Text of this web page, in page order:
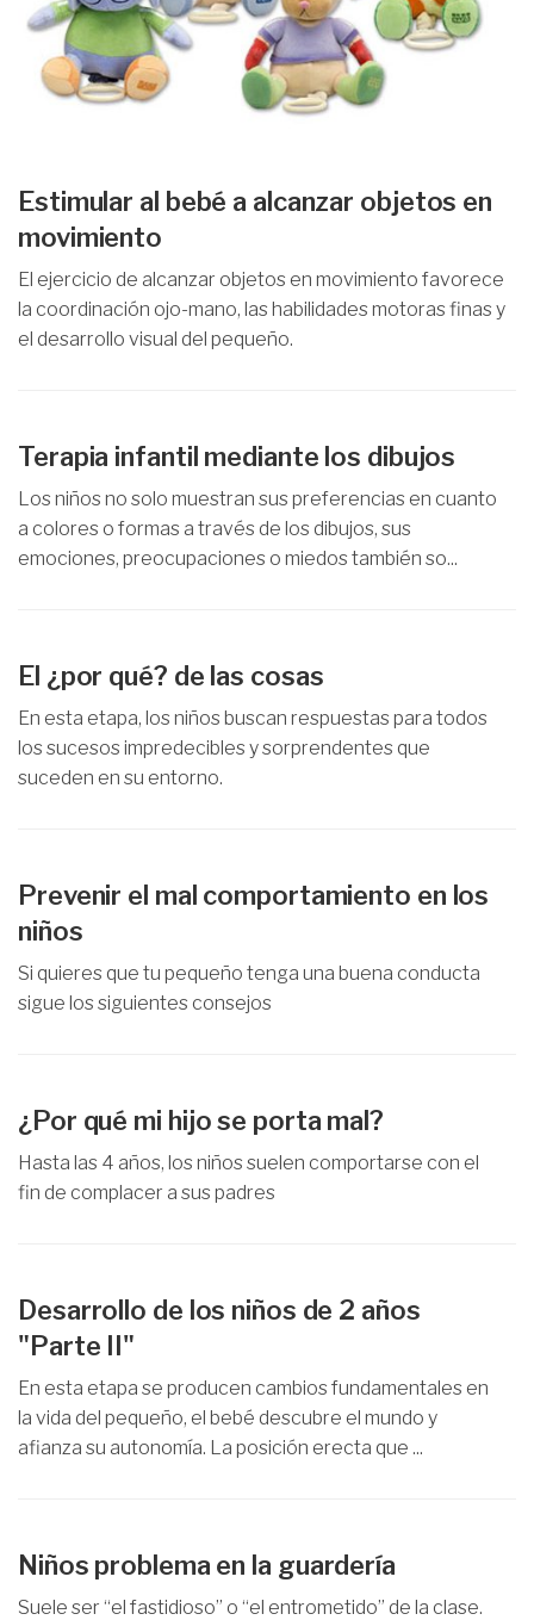
Estimular al bebé a alcanzar objetos en
movimiento
El ejercicio de alcanzar objetos en movimiento favorece
la coordinación ojo-mano, las habilidades motoras finas y
el desarrollo visual del pequeño.
Terapia infantil mediante los dibujos
Los niños no solo muestran sus preferencias en cuanto
a colores o formas a través de los dibujos, sus
emociones, preocupaciones o miedos también so...
El ¿por qué? de las cosas
En esta etapa, los niños buscan respuestas para todos
los sucesos impredecibles y sorprendentes que
suceden en su entorno.
Prevenir el mal comportamiento en los
niños
Si quieres que tu pequeño tenga una buena conducta
sigue los siguientes consejos
¿Por qué mi hijo se porta mal?
Hasta las 4 años, los niños suelen comportarse con el
fin de complacer a sus padres
Desarrollo de los niños de 2 años
"Parte II"
En esta etapa se producen cambios fundamentales en
la vida del pequeño, el bebé descubre el mundo y
afianza su autonomía. La posición erecta que ...
Niños problema en la guardería
Suele ser “el fastidioso” o “el entrometido” de la clase.